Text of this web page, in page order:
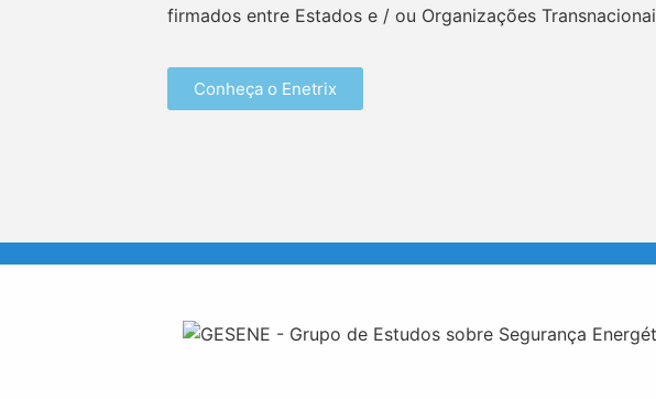
firmados entre Estados e / ou Organizações
Conheça o Enetrix